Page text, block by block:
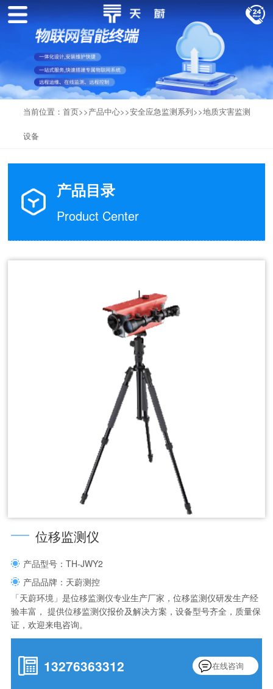
当前位置： 首页>>产品中心>>安全应急监测系列>>地质灾害监测
设备
产品目录
Product Center
位移监测仪
产品型号：TH-JWY2
产品品牌：天蔚测控
「天蔚环境」是位移监测仪专业生产厂家，位移监测仪研发生产经
验丰富， 提供位移监测仪报价及解决方案，设备型号齐全，质量保
证，欢迎来电咨询。
13276363312 在线咨询